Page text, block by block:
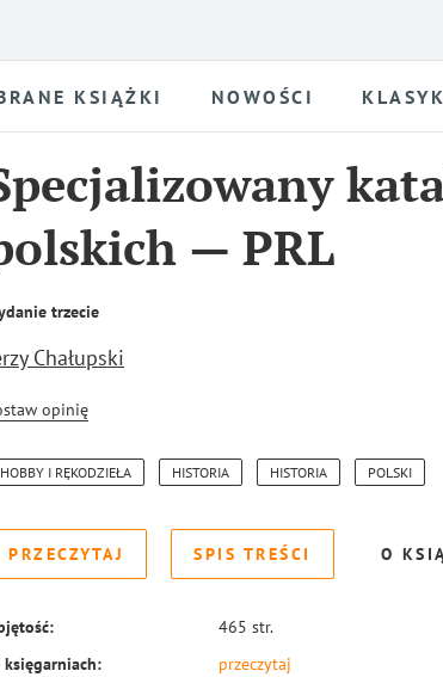
KSIĄŻKI NOWOŚCI
— PRL
trzecie
Chałupski
opinię
HOBBY I RĘKODZIEŁA HISTORIA HISTORIA POLSKI
PRZECZYTAJ SPIS TREŚCI O
465 str.
księgarniach:
przeczytaj